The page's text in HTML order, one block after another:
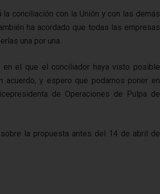
conciliación con la Unión y con las demás
ha acordado que todas las empresas
una por una.
en el que el conciliador haya visto posible
acuerdo, y espero que podamos poner en
de Operaciones de Pulpa de
la propuesta antes del 14 de abril de